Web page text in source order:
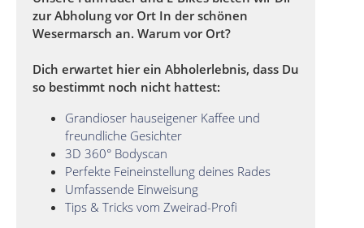
zur Abholung vor Ort In der schönen
Wesermarsch an. Warum vor Ort?
Dich erwartet hier ein Abholerlebnis, dass Du
so bestimmt noch nicht hattest:
Grandioser hauseigener Kaffee und
freundliche Gesichter
3D 360° Bodyscan
Perfekte Feineinstellung deines Rades
Umfassende Einweisung
Tips & Tricks vom Zweirad-Profi